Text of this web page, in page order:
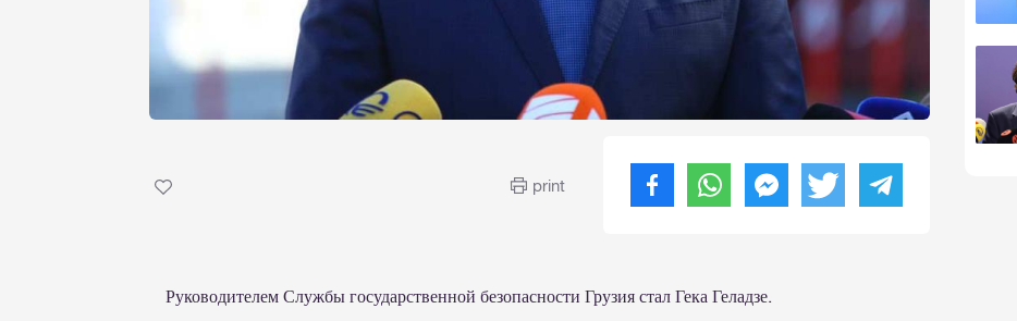
print
Руководителем Службы государственной безопасности Грузия стал Гека Геладзе.